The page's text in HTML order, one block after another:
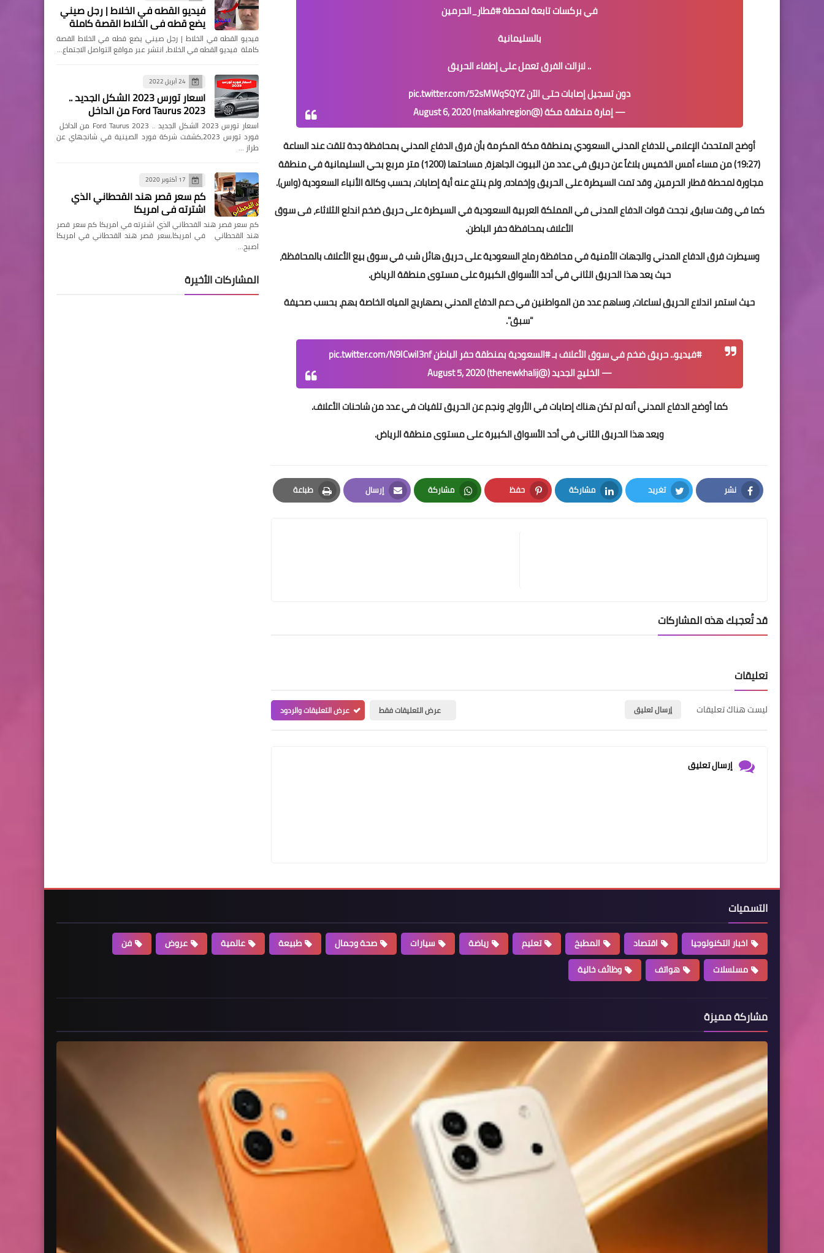
في بركسات تابعة لمحطة#قطار_الحرمين
بالسليمانية
.. لازالت الفرق تعمل على إطفاء الحريق
دون تسجيل إصابات حتى الآنpic.twitter.com/52sMWqSQYZ
— إمارة منطقة مكة (@makkahregion)
August 6, 2020
أوضح المتحدث ‏الإعلامي للدفاع المدني السعودي بمنطقة مكة المكرمة بأن فرق الدفاع المدني بمحافظة جدة تلقت عند الساعة
(19:27) من مساء أمس الخميس بلاغاً عن حريق في عدد من البيوت الجاهزة، مساحتها (1200) متر مربع بحي السليمانية في منطقة
مجاورة لمحطة قطار الحرمين، وقد تمت السيطرة على الحريق وإخماده، ولم ينتج عنه أية إصابات، بحسب وكالة الأنباء السعودية (واس).
كما في وقت سابق، نجحت قوات الدفاع المدنى في المملكة العربية السعودية في السيطرة على حريق ضخم اندلع الثلاثاء، فى سوق
الأعلاف بمحافظة حفر الباطن.
وسيطرت فرق الدفاع المدني والجهات الأمنية في محافظة رماح السعودية على حريق هائل شب في سوق بيع الأعلاف بالمحافظة،
حيث يعد هذا الحريق الثاني في أحد الأسواق الكبيرة على مستوى منطقة الرياض.
حيث استمر اندلاع الحريق لساعات، وساهم عدد من المواطنين في دعم الدفاع المدني بصهاريج المياه الخاصة بهم، بحسب صحيفة
"سبق".
#فيديو.. حريق ضخم في سوق الأعلاف بـ#السعوديةبمنطقة حفر الباطنpic.twitter.com/N9ICwiI3nf
— الخليج الجديد (@thenewkhalij)
August 5, 2020
كما أوضح الدفاع المدني أنه لم تكن هناك إصابات في الأرواح، ونجم عن الحريق تلفيات في عدد من شاحنات الأعلاف.
ويعد هذا الحريق الثاني في أحد الأسواق الكبيرة على مستوى منطقة الرياض.
نشر
Facebook
تغريد
Twitter
مشاركة
LinkedIn
حفظ
Pinterest
مشاركة
Whatsapp
إرسال
Email
طباعة
Print
قد تُعجبك هذه المشاركات
تعليقات
ليست هناك تعليقات إرسال تعليق عرض التعليقات فقط عرض التعليقات والردود
إرسال تعليق
فيديو القطه في الخلاط | رجل صيني
يضع قطه في الخلاط القصة كاملة
فيديو القطه في الخلاط | رجل صيني يضع قطه في الخلاط القصة
كاملة فيديو القطه في الخلاط، انتشر عبر مواقع التواصل الاجتماع…
24 أبريل 2022
اسعار تورس 2023 الشكل الجديد ..
Ford Taurus 2023 من الداخل
اسعار تورس 2023 الشكل الجديد .. Ford Taurus 2023 من الداخل
فورد تورس 2023،كشفت شركة فورد الصينية في شانجهاي عن
طراز …
17 أكتوبر 2020
كم سعر قصر هند القحطاني الذي
اشترته في امريكا
كم سعر قصر هند القحطاني الذي اشترته في امريكا كم سعر قصر
هند القحطاني في امريكا,سعر قصر هند القحطاني في امريكا
اصبح…
المشاركات الأخيرة
التسميات
اخبار التكنولوجيا اقتصاد المطبخ تعليم رياضة سيارات صحة وجمال طبيعة عالمية عروض
فن
مسلسلات
هواتف وظائف خالية
مشاركة مميزة